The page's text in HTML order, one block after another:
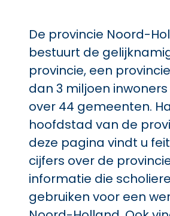
De provincie Noord-
bestuurt de
provincie, een
dan 3 miljoen
over 44 gemeenten.
hoofdstad van de
deze pagina vindt u
cijfers over de
informatie die
gebruiken voor een